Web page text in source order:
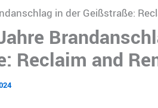
in der Geißstraße:
Reclaim and